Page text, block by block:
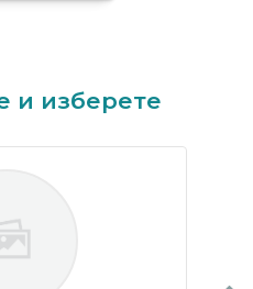
и изберете